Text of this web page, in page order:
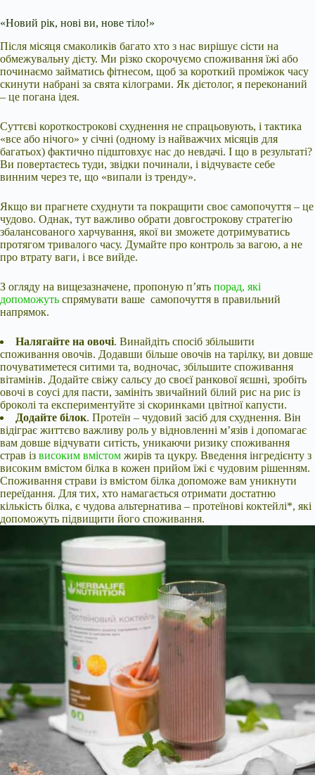
«Новий рік, нові ви, нове тіло!»
Після місяця смаколиків багато хто з нас вирішує сісти на
обмежувальну дієту. Ми різко скорочуємо споживання їжі або
починаємо займатись фітнесом, щоб за короткий проміжок часу
скинути набрані за свята кілограми. Як дієтолог, я переконаний
– це погана ідея.
Суттєві короткострокові схуднення не спрацьовують, і тактика
«все або нічого» у січні (одному із найважчих місяців для
багатьох) фактично підштовхує нас до невдачі. І що в результаті?
Ви повертаєтесь туди, звідки починали, і відчуваєте себе
винним через те, що «випали із тренду».
Якщо ви прагнете схуднути та покращити своє самопочуття – це
чудово. Однак, тут важливо обрати довгострокову стратегію
збалансованого харчування, якої ви зможете дотримуватись
протягом тривалого часу. Думайте про контроль за вагою, а не
про втрату ваги, і все вийде.
З огляду на вищезазначене, пропоную п’ять порад, які
допоможуть спрямувати ваше самопочуття в правильний
напрямок.
Налягайте на овочі. Винайдіть спосіб збільшити
споживання овочів. Додавши більше овочів на тарілку, ви довше
почуватиметеся ситими та, водночас, збільшите споживання
вітамінів. Додайте свіжу сальсу до своєї ранкової яєшні, зробіть
овочі в соусі для пасти, замініть звичайний білий рис на рис із
броколі та експериментуйте зі скоринками цвітної капусти.
Додайте білок. Протеїн – чудовий засіб для схуднення. Він
відіграє життєво важливу роль у відновленні м’язів і допомагає
вам довше відчувати ситість, уникаючи ризику споживання
страв із високим вмістом жирів та цукру. Введення інгредієнту з
високим вмістом білка в кожен прийом їжі є чудовим рішенням.
Споживання страви із вмістом білка допоможе вам уникнути
переїдання. Для тих, хто намагається отримати достатню
кількість білка, є чудова альтернатива – протеїнові коктейлі*, які
допоможуть підвищити його споживання.